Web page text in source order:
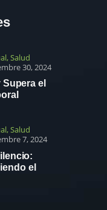
,Salud
30, 2024
Supera el
,Salud
7, 2024
el